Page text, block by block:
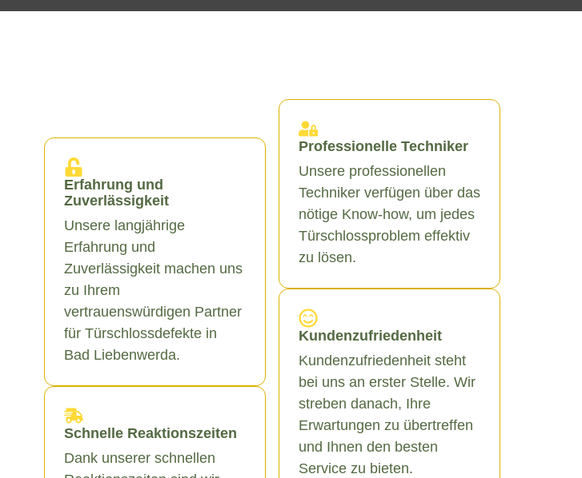
Erfahrung und
Zuverlässigkeit
Unsere langjährige
Erfahrung und
Zuverlässigkeit machen uns
zu Ihrem
vertrauenswürdigen Partner
für Türschlossdefekte in
Bad Liebenwerda.
Schnelle Reaktionszeiten
Dank unserer schnellen
Professionelle Techniker
Unsere professionellen
Techniker verfügen über das
nötige Know-how, um jedes
Türschlossproblem effektiv
zu lösen.
Kundenzufriedenheit
Kundenzufriedenheit steht
bei uns an erster Stelle. Wir
streben danach, Ihre
Erwartungen zu übertreffen
und Ihnen den besten
Service zu bieten.